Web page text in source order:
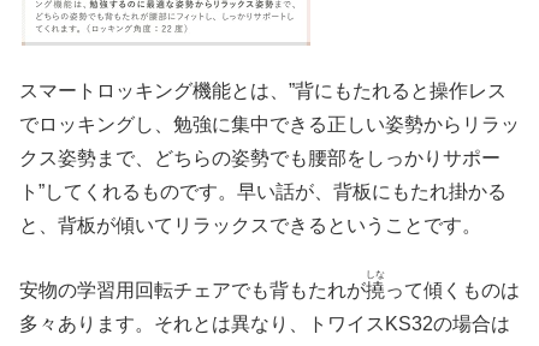
スマートロッキング機能とは、”背にもたれると操作レス
でロッキングし、勉強に集中できる正しい姿勢からリラッ
クス姿勢まで、どちらの姿勢でも腰部をしっかりサポー
ト”してくれるものです。早い話が、背板にもたれ掛かる
と、背板が傾いてリラックスできるということです。
安物の学習用回転チェアでも背もたれが撓
しな
って傾くものは
多々あります。それとは異なり、トワイスKS32の場合は